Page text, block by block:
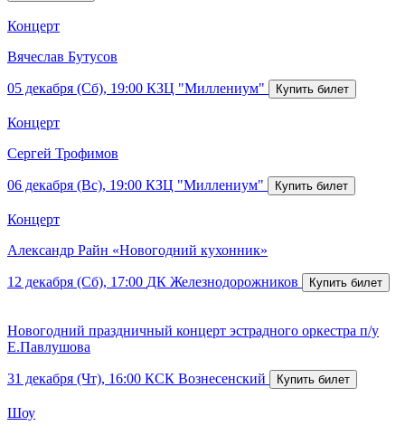
Концерт
Вячеслав Бутусов
05 декабря (Сб), 19:00 КЗЦ "Миллениум"
Концерт
Сергей Трофимов
06 декабря (Вс), 19:00 КЗЦ "Миллениум"
Концерт
Александр Райн «Новогодний кухонник»
12 декабря (Сб), 17:00 ДК Железнодорожников
Новогодний праздничный концерт эстрадного оркестра п/у
Е.Павлушова
31 декабря (Чт), 16:00 КСК Вознесенский
Шоу